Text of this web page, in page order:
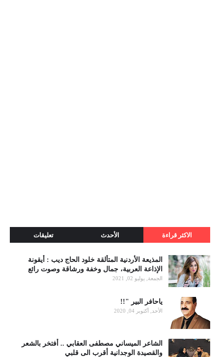
الاكثر قراءة الأحدث تعليقات
المذيعة الأردنية المتألقة خلود الحاج ديب : أيقونة
الإذاعة العربية، جمال وخفة ورشاقة وصوت رائع
الجمعة, يوليو 02, 2021
ياحافر البير "!!
الأحد, أكتوبر 04, 2020
الشاعر الميساني مصطفى العقابي .. أفتخر بالشعر
والقصيدة الوجدانية أقرب الى قلبي